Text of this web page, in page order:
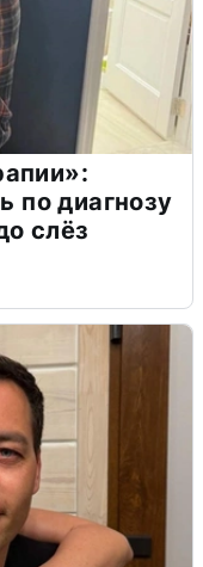
по диагнозу
слёз